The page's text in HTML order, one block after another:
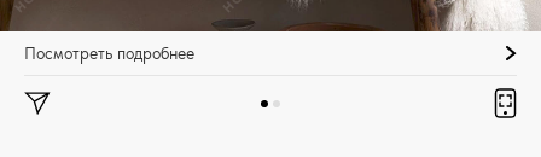
Посмотреть подробнее